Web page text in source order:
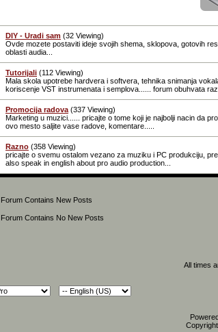
DIY - Uradi sam (32 Viewing)
Ovde mozete postaviti ideje svojih shema, sklopova, gotovih
oblasti audia...
Tutorijali (112 Viewing)
Mala skola upotrebe hardvera i softvera, tehnika snimanja
koriscenje VST instrumenata i semplova...... forum obuhvata
Promocija radova (337 Viewing)
Marketing u muzici...... pricajte o tome koji je najbolji nacin da
ovo mesto saljite vase radove, komentare.....
Razno (358 Viewing)
pricajte o svemu ostalom vezano za muziku i PC produkciju,
also speak in english about pro audio production...
Forum Contains New Posts
Forum Contains No New Posts
All times